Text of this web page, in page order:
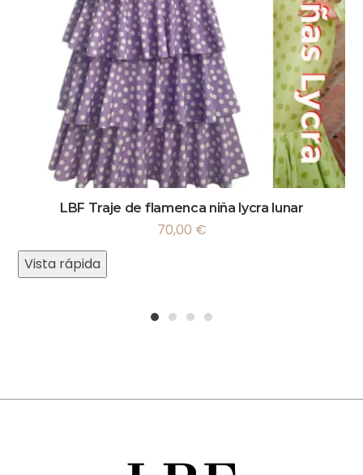
LBF Traje de flamenca niña lycra lunar
70,00 €
Vista rápida